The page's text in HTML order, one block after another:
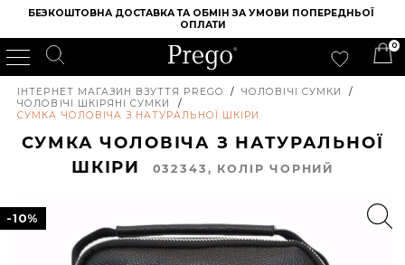
БЕЗКОШТОВНА ДОСТАВКА ТА ОБМІН ЗА УМОВИ ПОПЕРЕДНЬОЇ
ОПЛАТИ
0
ІНТЕРНЕТ МАГАЗИН ВЗУТТЯ PREGO / ЧОЛОВІЧІ СУМКИ
/
ЧОЛОВІЧІ ШКІРЯНІ СУМКИ
/
СУМКА ЧОЛОВІЧА З НАТУРАЛЬНОЇ ШКІРИ
СУМКА ЧОЛОВІЧА З НАТУРАЛЬНОЇ
ШКІРИ
032343, КОЛIР ЧОРНИЙ
-10%